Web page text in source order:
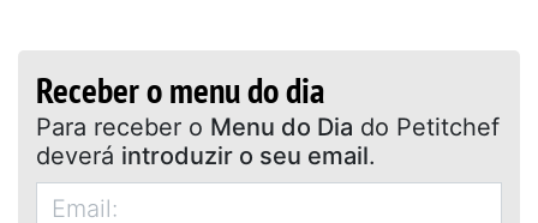
Receber o menu do dia
Para receber o Menu do Dia do Petitchef
deverá introduzir o seu email.